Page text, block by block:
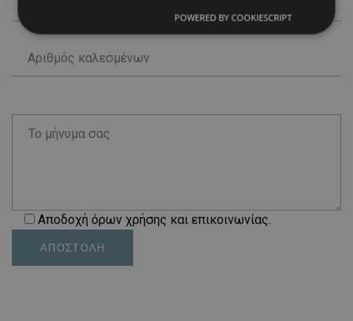
Αποδοχή όρων χρήσης και επικοινωνίας.
POWERED BY COOKIESCRIPT